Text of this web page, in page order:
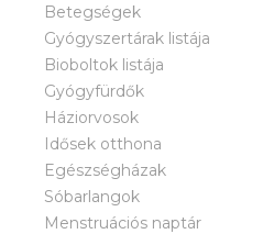
Betegségek
Gyógyszertárak listája
Bioboltok listája
Gyógyfürdők
Háziorvosok
Idősek otthona
Egészségházak
Sóbarlangok
Menstruációs naptár